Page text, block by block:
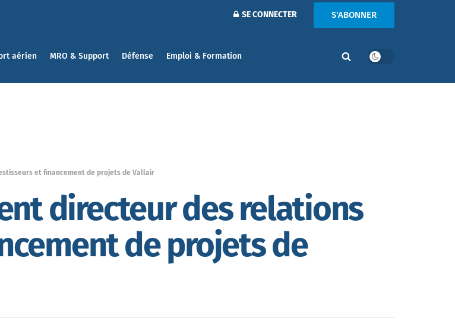
SE CONNECTER S'ABONNER
aérien MRO & Support Défense Emploi & Formation
et financement de projets de Vallair
directeur des relations
de projets de